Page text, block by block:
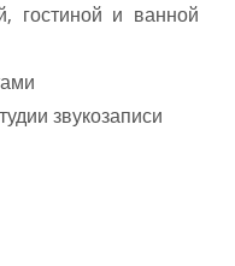
гостиной и ванной
звукозаписи